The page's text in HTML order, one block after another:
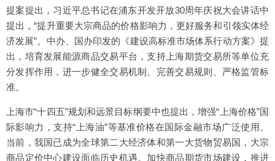
提案提出，习近平总书记在浦东开发开放30周年庆祝大会讲话中
提出，“提升重要大宗商品的价格影响力，更好服务和引领实体经
济发展”。中办、国办印发的《建设高标准市场体系行动方案》提
出，培育发展能源商品交易平台，支持上海期货交易所等单位充
分发挥作用，进一步健全交易机制、完善交易规则、严格监管标
准。
上海市“十四五”规划和远景目标纲要中也提出，增强“上海价格”国
际影响力，支持“上海油”等基准价格在国际金融市场广泛使用。
当前，我国已成为全球第二大经济体和第一大货物贸易国，大宗
商品定价中心建设面临历史机遇。加快商品期货市场建设，推进